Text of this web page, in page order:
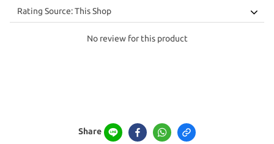
No review for this product
Share